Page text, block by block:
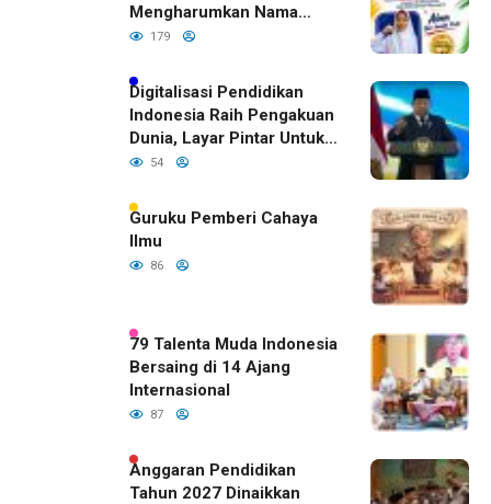
Mengharumkan Nama
Bojonegoro Dengan
179
Digitalisasi Pendidikan
Indonesia Raih Pengakuan
Dunia, Layar Pintar Untuk
Semua Siswa
54
Guruku Pemberi Cahaya
Ilmu
86
79 Talenta Muda Indonesia
Bersaing di 14 Ajang
Internasional
87
Anggaran Pendidikan
Tahun 2027 Dinaikkan